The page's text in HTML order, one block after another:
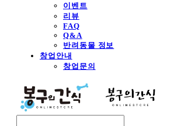
이벤트
리뷰
FAQ
Q&A
반려동물 정보
창업안내
창업문의